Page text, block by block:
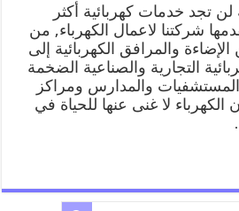
تجد خدمات كهربائية أكثر
شركتنا لاعمال الكهرباء, من
الإضاءة والمرافق الكهربائية إلى
التجارية والصناعية الضخمة
والمدارس ومراكز
الكهرباء لا غنى عنها للحياة في